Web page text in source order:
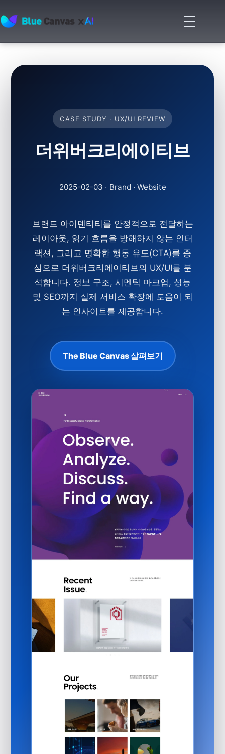
BLUECANVAS
메
뉴
기
CASE STUDY · UX/UI REVIEW
더위버크리에이티브
2025-02-03 · Brand · Website
브랜드 아이덴티티를 안정적으로 전달하는
레이아웃, 읽기 흐름을 방해하지 않는 인터
랙션, 그리고 명확한 행동 유도(CTA)를 중
심으로 더위버크리에이티브의 UX/UI를 분
석합니다. 정보 구조, 시멘틱 마크업, 성능
및 SEO까지 실제 서비스 확장에 도움이 되
는 인사이트를 제공합니다.
The Blue Canvas 살펴보기